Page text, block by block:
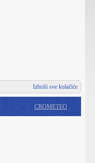
Izbriši sve kolačiće
CROMETEO